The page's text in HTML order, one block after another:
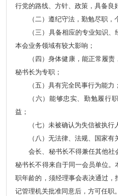
行党的路线、方针、政策，具备良
（二）遵纪守法，勤勉尽职，
（三）具备相应的专业知识
本会业务领域有较大影响；
（四）身体健康，能正常履
秘书长为专职；
（五）具有完全民事行为能力；
（六）能够忠实、勤勉履行
益；
（七）未被确认为失信被执行
（八）无法律、法规、国家有
会长、秘书长不得兼任其他
秘书长不得来自于同一会员单位。
职年龄的，须经理事会表决通过
记管理机关批准同意后，方可任职。